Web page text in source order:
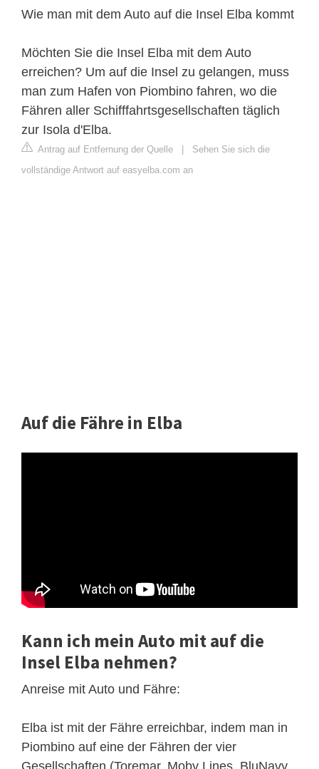
Wie man mit dem Auto auf die Insel Elba kommt
Möchten Sie die Insel Elba mit dem Auto
erreichen? Um auf die Insel zu gelangen, muss
man zum Hafen von Piombino fahren, wo die
Fähren aller Schifffahrtsgesellschaften täglich
zur Isola d'Elba.
Antrag auf Entfernung der Quelle
Sehen Sie sich die
vollständige Antwort auf easyelba.com an
Auf die Fähre in Elba
Kann ich mein Auto mit auf die
Insel Elba nehmen?
Anreise mit Auto und Fähre:
Elba ist mit der Fähre erreichbar, indem man in
Piombino auf eine der Fähren der vier
Gesellschaften (Toremar, Moby Lines, BluNavy,